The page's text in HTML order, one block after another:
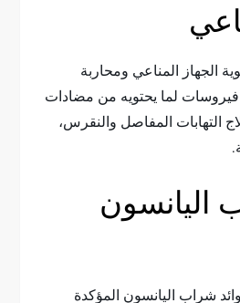
الجهاز المناعي ومحاربة
فيروسات لما يحتويه من مضادات
التهابات المفاصل والنقرس،
اليانسون
شراب اليانسون المؤكدة